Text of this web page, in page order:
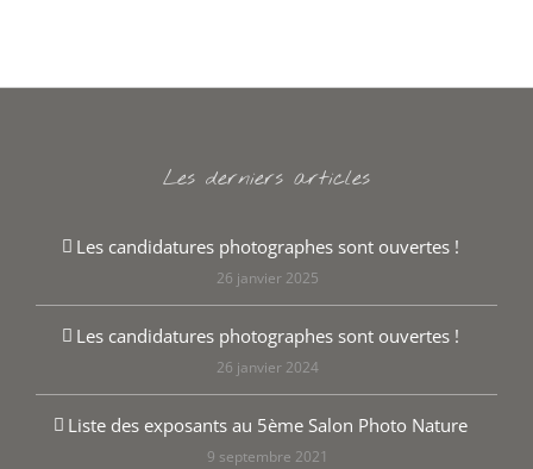
Les derniers articles
Les candidatures photographes sont ouvertes !
26 janvier 2025
Les candidatures photographes sont ouvertes !
26 janvier 2024
Liste des exposants au 5ème Salon Photo Nature
9 septembre 2021